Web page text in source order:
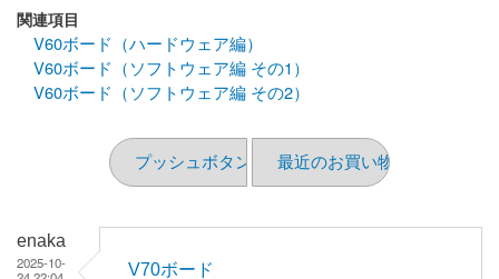
関連項目
V60ボード（ハードウェア編）
V60ボード（ソフトウェア編 その1）
V60ボード（ソフトウェア編 その2）
プッシュボタン 最近のお買い物（2025/08）
enaka
2025-10-
V70ボード